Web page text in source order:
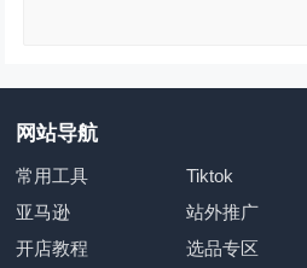
网站导航
常用工具 Tiktok
亚马逊
站外推广
开店教程
选品专区